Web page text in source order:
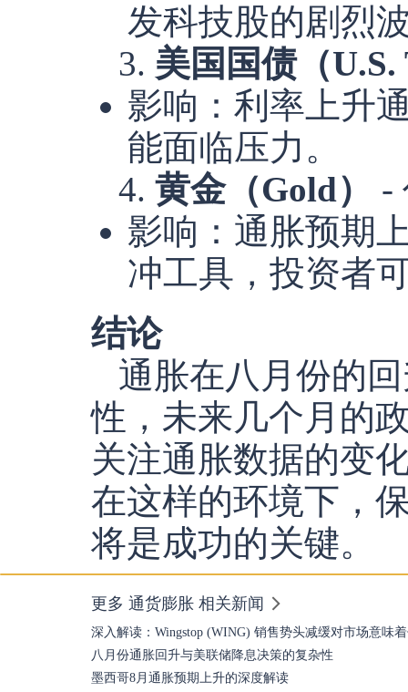
发科技股的剧烈
3. 美国国债（U.S.
影响：利率上升
能面临压力。
4. 黄金（Gold）
-
影响：通胀预期
冲工具，投资者
结论
通胀在八月份的
性，未来几个月的
关注通胀数据的变
在这样的环境下，
将是成功的关键。
更多 通货膨胀 相关新闻
深入解读：Wingstop (WING) 销售势头减缓对市场意味
八月份通胀回升与美联储降息决策的复杂性
墨西哥8月通胀预期上升的深度解读